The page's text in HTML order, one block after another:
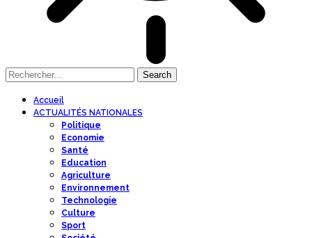
Accueil
ACTUALITÉS NATIONALES
Politique
Economie
Santé
Education
Agriculture
Environnement
Technologie
Culture
Sport